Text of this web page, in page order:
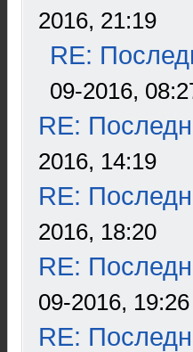
2016, 21:19
RE:
09-2016,
RE:
2016, 14:19
RE:
2016, 18:20
RE:
09-2016, 19:26
RE: